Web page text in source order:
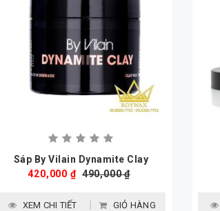
Sáp By Vilain Dynamite Clay
420,000 ₫ 490,000 ₫
XEM CHI TIẾT GIỎ HÀNG